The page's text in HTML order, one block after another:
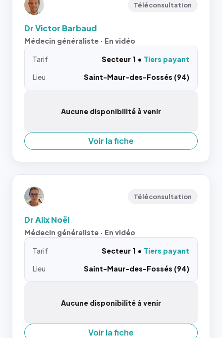
Téléconsultation
Dr Victor Barbaud
Médecin généraliste · En vidéo
Tarif Secteur 1
Tiers payant
Lieu
Saint-Maur-des-Fossés (94)
Aucune disponibilité à venir
Voir la fiche
Téléconsultation
Dr Alix Noël
Médecin généraliste · En vidéo
Tarif Secteur 1
Tiers payant
Lieu
Saint-Maur-des-Fossés (94)
Aucune disponibilité à venir
Voir la fiche